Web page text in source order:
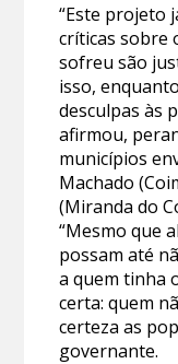
“Este projeto
críticas sobre
sofreu são
isso,
desculpas às
afirmou,
municípios
Machado
(Miranda do
“Mesmo que
possam até
a quem tinha
certa: quem
certeza as
governante.